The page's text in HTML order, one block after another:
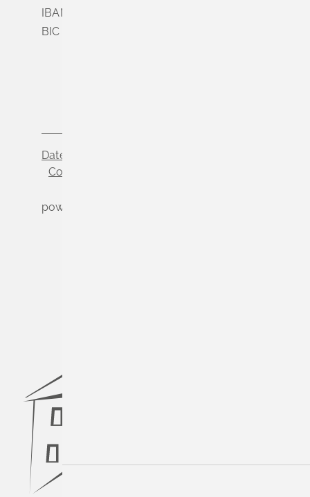
IBAN DE56 6839 0000 0003 5000 04
BIC VOLODE66
Datenschutz
Cookie-Einstellungen
powered by